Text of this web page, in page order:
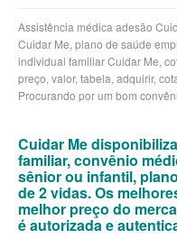
CUIDAR ME PLANO DE
CRUZ AZUL PLANO DE
GARANTIA GS PLANO DE
GNDI PLANO DE SAÚDE
INTERCLINICAS PLANO
KIPP PLANO DE SAÚDE
Assistência médica adesão
Cuidar Me, plano de saúde
individual familiar Cuidar Me,
preço, valor, tabela, adquirir,
Procurando por um bom
Cuidar Me
familiar, convênio
sênior ou infantil,
de 2 vidas.Os
melhor preço do
é autorizada e